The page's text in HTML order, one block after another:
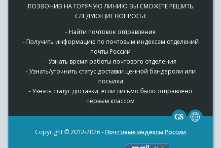
ПОЗВОНИВ НА ГОРЯЧУЮ ЛИНИЮ ВЫ СМОЖЕТЕ РЕШИТЬ
СЛЕДУЮЩИЕ ВОПРОСЫ:
- Найти почтовое отправление
- Получить информацию по почтовым индексам отделений
почты России
- Узнать время работы почтового отделения
- Узнать/уточнить статус доставки ценной бандероли или
посылки
- Узнать статус доставки, если письмо было отправлено
первым классом
Copyright © 2012-2026 -Почтовые индексы России